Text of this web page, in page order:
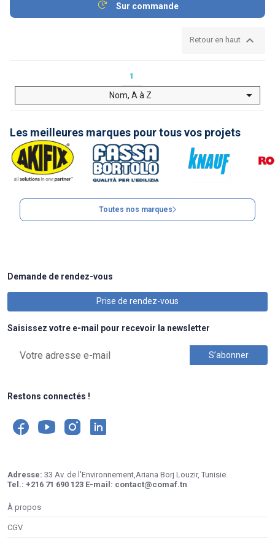
Sur commande
Retour en haut 
1
Nom, A à Z 
Les meilleures marques pour tous vos projets
Toutes nos marques
Demande de rendez-vous
Prise de rendez-vous
Saisissez votre e-mail pour recevoir la newsletter
Restons connectés !
Adresse: 33 Av. de l'Environnement,Ariana Borj Louzir, Tunisie.
Tel.: +216 71 690 123 E-mail: contact@comaf.tn
À propos
CGV